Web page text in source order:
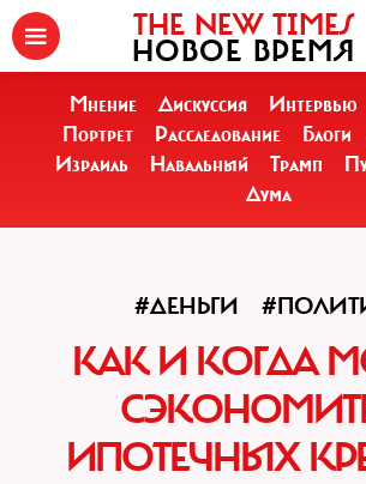
THE NEW TIMES
НОВОЕ ВРЕМЯ
Мнение Дискуссия Интервью
Портрет
Расследование Блоги
Израиль
Навальный Трамп
Дума
#ДЕНЬГИ
КАК И КОГДА
ИПОТЕЧНЫХ